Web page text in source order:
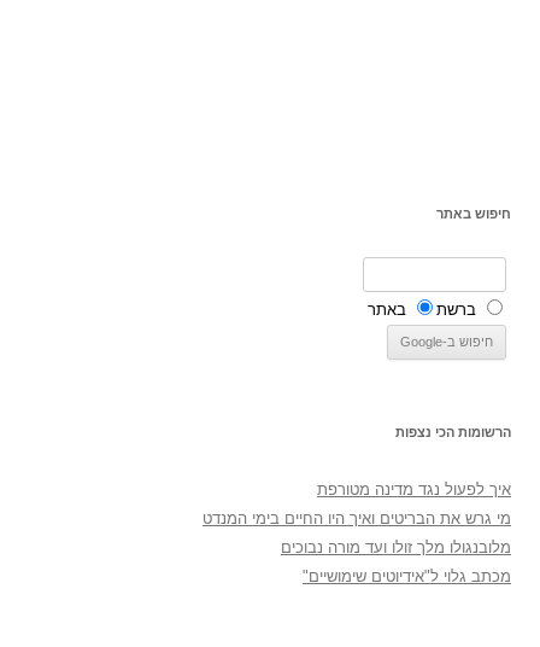
חיפוש באתר
ברשת באתר
הרשומות הכי נצפות
איך לפעול נגד מדינה מטורפת
מי גרש את הבריטים ואיך היו החיים בימי המנדט
מלובנגולו מלך זולו ועד מורה נבוכים
מכתב גלוי ל"אידיוטים שימושיים"